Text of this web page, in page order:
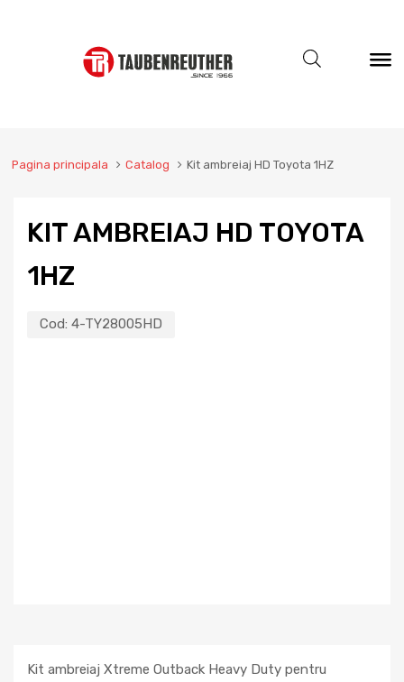
Pagina principala Catalog Kit ambreiaj HD Toyota 1HZ
KIT AMBREIAJ HD TOYOTA
1HZ
Cod: 4-TY28005HD
Kit ambreiaj Xtreme Outback Heavy Duty pentru